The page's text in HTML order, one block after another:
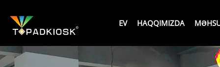
EV HAQQIMIZDA